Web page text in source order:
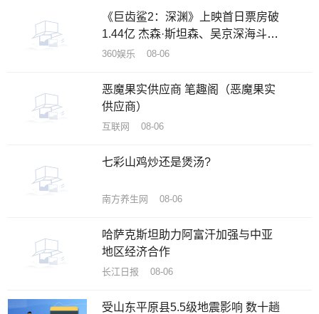
《巨齿鲨2：深渊》上映首日票房破
1.44亿 杰森·斯坦森、吴京深海斗鲨
刺激消暑
360娱乐 08-06
恶魔果实供应商 笔趣阁（恶魔果实
供应商）
互联网 08-06
七彩山鸡炒还是煲汤?
南方养生网 08-06
哈萨克斯坦助力阿富汗加强与中亚
地区经济合作
长江日报 08-06
受山东平原县5.5级地震影响 数十趟